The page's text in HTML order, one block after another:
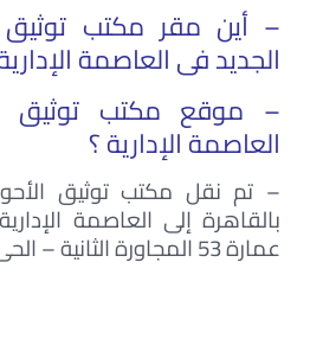
– أين مقر مكتب توثيق
الجديد فى العاصمة
– موقع مكتب توثيق
العاصمة الإدارية ؟
– تم نقل مكتب توثيق
عمارة 53 المجاورة الثانية – الحى السكنى الثالث ..